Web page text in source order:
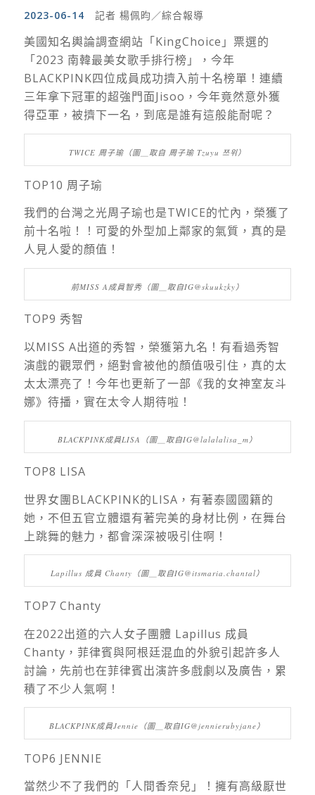
2023-06-14 記者 楊佩昀／綜合報導
美國知名輿論調查網站「KingChoice」票選的
「2023 南韓最美女歌手排行榜」，今年
BLACKPINK四位成員成功擠入前十名榜單！連續
三年拿下冠軍的超強門面Jisoo，今年竟然意外獲
得亞軍，被擠下一名，到底是誰有這般能耐呢？
TWICE 周子瑜（圖＿取自 周子瑜 Tzuyu 쯔위）
TOP10 周子瑜
我們的台灣之光周子瑜也是TWICE的忙內，榮獲了
前十名啦！！可愛的外型加上鄰家的氣質，真的是
人見人愛的顏值！
前MISS A成員智秀（圖＿取自IG@skuukzky）
TOP9 秀智
以MISS A出道的秀智，榮獲第九名！有看過秀智
演戲的觀眾們，絕對會被他的顏值吸引住，真的太
太太漂亮了！今年也更新了一部《我的女神室友斗
娜》待播，實在太令人期待啦！
BLACKPINK成員LISA（圖＿取自IG@lalalalisa_m）
TOP8 LISA
世界女團BLACKPINK的LISA，有著泰國國籍的
她，不但五官立體還有著完美的身材比例，在舞台
上跳舞的魅力，都會深深被吸引住啊！
Lapillus 成員 Chanty（圖＿取自IG@itsmaria.chantal ）
TOP7 Chanty
在2022出道的六人女子團體 Lapillus 成員
Chanty，菲律賓與阿根廷混血的外貌引起許多人
討論，先前也在菲律賓出演許多戲劇以及廣告，累
積了不少人氣啊！
BLACKPINK成員Jennie（圖＿取自IG@jennierubyjane）
TOP6 JENNIE
當然少不了我們的「人間香奈兒」！擁有高級厭世